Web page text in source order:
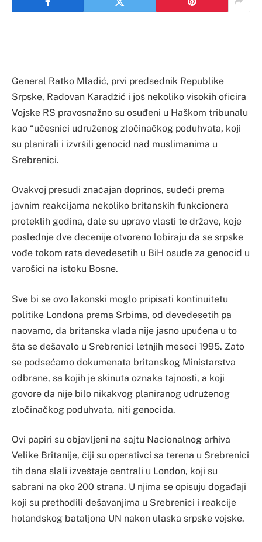
General Ratko Mladić, prvi predsednik Republike
Srpske, Radovan Karadžić i još nekoliko visokih oficira
Vojske RS pravosnažno su osuđeni u Haškom tribunalu
kao “učesnici udruženog zločinačkog poduhvata, koji
su planirali i izvršili genocid nad muslimanima u
Srebrenici.
Ovakvoj presudi značajan doprinos, sudeći prema
javnim reakcijama nekoliko britanskih funkcionera
proteklih godina, dale su upravo vlasti te države, koje
poslednje dve decenije otvoreno lobiraju da se srpske
vođe tokom rata devedesetih u BiH osude za genocid u
varošici na istoku Bosne.
Sve bi se ovo lakonski moglo pripisati kontinuitetu
politike Londona prema Srbima, od devedesetih pa
naovamo, da britanska vlada nije jasno upućena u to
šta se dešavalo u Srebrenici letnjih meseci 1995. Zato
se podsećamo dokumenata britanskog Ministarstva
odbrane, sa kojih je skinuta oznaka tajnosti, a koji
govore da nije bilo nikakvog planiranog udruženog
zločinačkog poduhvata, niti genocida.
Ovi papiri su objavljeni na sajtu Nacionalnog arhiva
Velike Britanije, čiji su operativci sa terena u Srebrenici
tih dana slali izveštaje centrali u London, koji su
sabrani na oko 200 strana. U njima se opisuju događaji
koji su prethodili dešavanjima u Srebrenici i reakcije
holandskog bataljona UN nakon ulaska srpske vojske.